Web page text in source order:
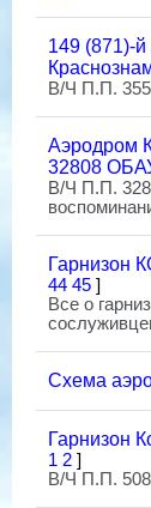
149 (871)-
В/Ч П.П.
Аэродром
32808
В/Ч П.П.
Гарнизон
44 45 ]
Все о
Схема
Гарнизон
1 2 ]
В/Ч П.П.